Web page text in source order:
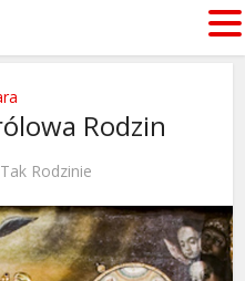
Rodzin
Tak Rodzinie